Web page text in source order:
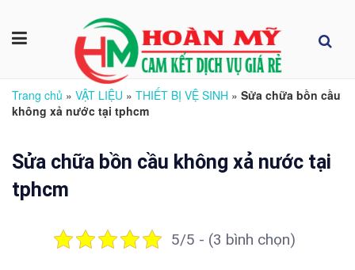
Trang chủ » VẬT LIỆU » THIẾT BỊ VỆ SINH » Sửa chữa bồn cầu
không xả nước tại tphcm
Sửa chữa bồn cầu không xả nước tại
tphcm
5/5 - (3 bình chọn)